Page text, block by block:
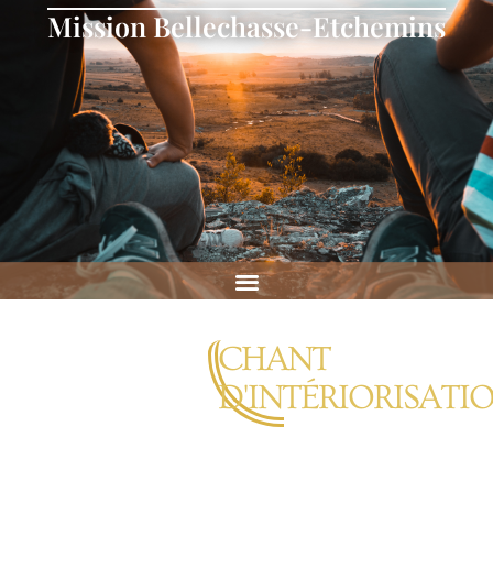
Mission Bellechasse-Etchemins
CHANT